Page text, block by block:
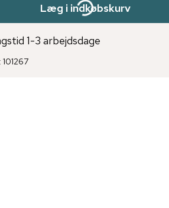
Læg i indkøbskurv
1-3 arbejdsdage
: 101267